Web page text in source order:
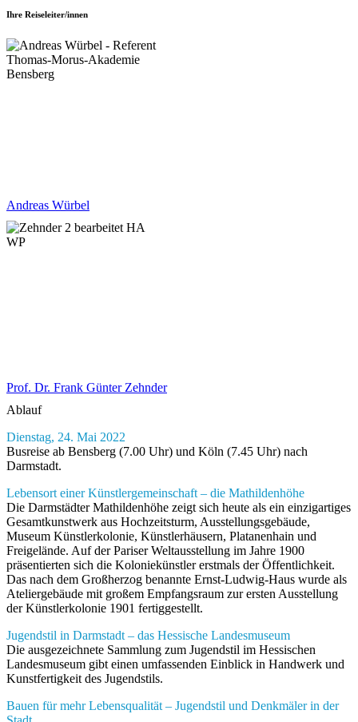
Ihre Reiseleiter/innen
Andreas Würbel
Prof. Dr. Frank Günter Zehnder
Ablauf
Dienstag, 24. Mai 2022
Busreise ab Bensberg (7.00 Uhr) und Köln (7.45 Uhr) nach
Darmstadt.
Lebensort einer Künstlergemeinschaft – die Mathildenhöhe
Die Darmstädter Mathildenhöhe zeigt sich heute als ein einzigartiges
Gesamtkunstwerk aus Hochzeitsturm, Ausstellungsgebäude,
Museum Künstlerkolonie, Künstlerhäusern, Platanenhain und
Freigelände. Auf der Pariser Weltausstellung im Jahre 1900
präsentierten sich die Koloniekünstler erstmals der Öffentlichkeit.
Das nach dem Großherzog benannte Ernst-Ludwig-Haus wurde als
Ateliergebäude mit großem Empfangsraum zur ersten Ausstellung
der Künstlerkolonie 1901 fertiggestellt.
Jugendstil in Darmstadt – das Hessische Landesmuseum
Die ausgezeichnete Sammlung zum Jugendstil im Hessischen
Landesmuseum gibt einen umfassenden Einblick in Handwerk und
Kunstfertigkeit des Jugendstils.
Bauen für mehr Lebensqualität – Jugendstil und Denkmäler in der